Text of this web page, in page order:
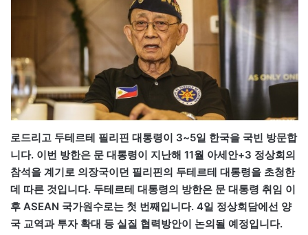
로드리고 두테르테 필리핀 대통령이 3~5일 한국을 국빈 방문합
니다. 이번 방한은 문 대통령이 지난해 11월 아세안+3 정상회의
참석을 계기로 의장국이던 필리핀의 두테르테 대통령을 초청한
데 따른 것입니다. 두테르테 대통령의 방한은 문 대통령 취임 이
후 ASEAN 국가원수로는 첫 번째입니다. 4일 정상회담에선 양
국 교역과 투자 확대 등 실질 협력방안이 논의될 예정입니다.